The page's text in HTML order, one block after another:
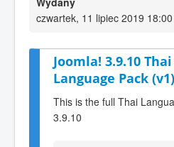
czwartek, 11 lipiec 2019 18:00
Joomla! 3.9.10
Language Pack (v1)
This is the full Thai
3.9.10